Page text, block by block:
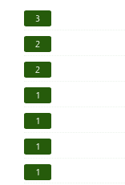
3
2
2
1
1
1
1